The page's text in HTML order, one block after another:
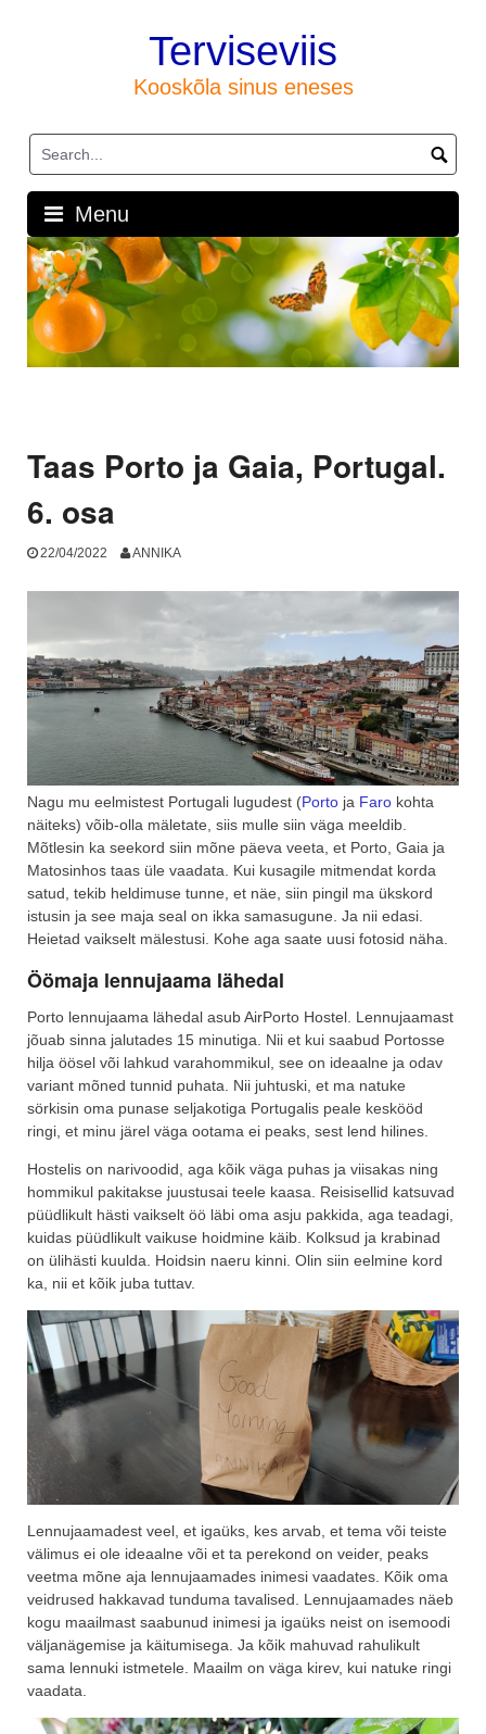
Terviseviis
Kooskõla sinus eneses
Menu
Taas Porto ja Gaia, Portugal.
6. osa
22/04/2022 ANNIKA
Nagu mu eelmistest Portugali lugudest (Porto ja Faro kohta
näiteks) võib-olla mäletate, siis mulle siin väga meeldib.
Mõtlesin ka seekord siin mõne päeva veeta, et Porto, Gaia ja
Matosinhos taas üle vaadata. Kui kusagile mitmendat korda
satud, tekib heldimuse tunne, et näe, siin pingil ma ükskord
istusin ja see maja seal on ikka samasugune. Ja nii edasi.
Heietad vaikselt mälestusi. Kohe aga saate uusi fotosid näha.
Öömaja lennujaama lähedal
Porto lennujaama lähedal asub AirPorto Hostel. Lennujaamast
jõuab sinna jalutades 15 minutiga. Nii et kui saabud Portosse
hilja öösel või lahkud varahommikul, see on ideaalne ja odav
variant mõned tunnid puhata. Nii juhtuski, et ma natuke
sörkisin oma punase seljakotiga Portugalis peale keskööd
ringi, et minu järel väga ootama ei peaks, sest lend hilines.
Hostelis on narivoodid, aga kõik väga puhas ja viisakas ning
hommikul pakitakse juustusai teele kaasa. Reisisellid katsuvad
püüdlikult hästi vaikselt öö läbi oma asju pakkida, aga teadagi,
kuidas püüdlikult vaikuse hoidmine käib. Kolksud ja krabinad
on ülihästi kuulda. Hoidsin naeru kinni. Olin siin eelmine kord
ka, nii et kõik juba tuttav.
Lennujaamadest veel, et igaüks, kes arvab, et tema või teiste
välimus ei ole ideaalne või et ta perekond on veider, peaks
veetma mõne aja lennujaamades inimesi vaadates. Kõik oma
veidrused hakkavad tunduma tavalised. Lennujaamades näeb
kogu maailmast saabunud inimesi ja igaüks neist on isemoodi
väljanägemise ja käitumisega. Ja kõik mahuvad rahulikult
sama lennuki istmetele. Maailm on väga kirev, kui natuke ringi
vaadata.